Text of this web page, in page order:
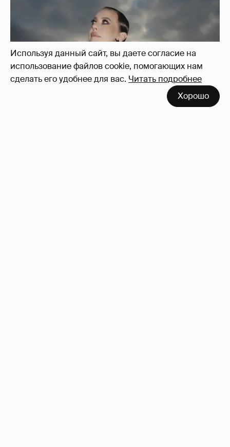
Используя данный сайт, вы даете согласие на
использование файлов cookie, помогающих нам
сделать его удобнее для вас. Читать подробнее
Хорошо